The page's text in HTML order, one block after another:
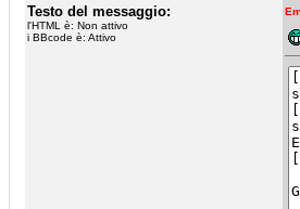
Testo del messaggio:
l'HTML è: Non attivo
i BBcode è: Attivo